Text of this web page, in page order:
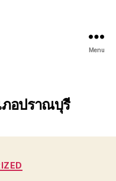
ง
Menu
ภอปราณบุรี